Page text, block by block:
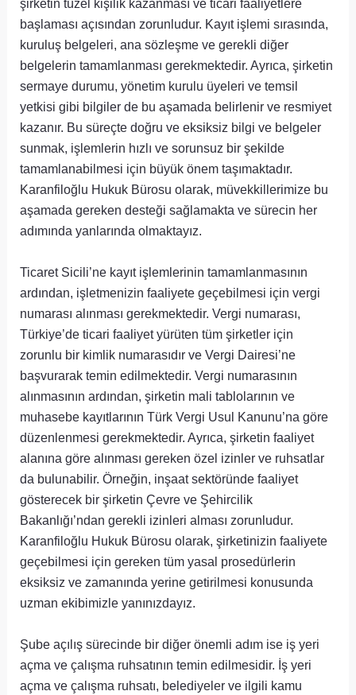
şirketin tüzel kişilik kazanması ve ticari faaliyetlere
başlaması açısından zorunludur. Kayıt işlemi sırasında,
kuruluş belgeleri, ana sözleşme ve gerekli diğer
belgelerin tamamlanması gerekmektedir. Ayrıca, şirketin
sermaye durumu, yönetim kurulu üyeleri ve temsil
yetkisi gibi bilgiler de bu aşamada belirlenir ve resmiyet
kazanır. Bu süreçte doğru ve eksiksiz bilgi ve belgeler
sunmak, işlemlerin hızlı ve sorunsuz bir şekilde
tamamlanabilmesi için büyük önem taşımaktadır.
Karanfiloğlu Hukuk Bürosu olarak, müvekkillerimize bu
aşamada gereken desteği sağlamakta ve sürecin her
adımında yanlarında olmaktayız.
Ticaret Sicili’ne kayıt işlemlerinin tamamlanmasının
ardından, işletmenizin faaliyete geçebilmesi için vergi
numarası alınması gerekmektedir. Vergi numarası,
Türkiye’de ticari faaliyet yürüten tüm şirketler için
zorunlu bir kimlik numarasıdır ve Vergi Dairesi’ne
başvurarak temin edilmektedir. Vergi numarasının
alınmasının ardından, şirketin mali tablolarının ve
muhasebe kayıtlarının Türk Vergi Usul Kanunu’na göre
düzenlenmesi gerekmektedir. Ayrıca, şirketin faaliyet
alanına göre alınması gereken özel izinler ve ruhsatlar
da bulunabilir. Örneğin, inşaat sektöründe faaliyet
gösterecek bir şirketin Çevre ve Şehircilik
Bakanlığı’ndan gerekli izinleri alması zorunludur.
Karanfiloğlu Hukuk Bürosu olarak, şirketinizin faaliyete
geçebilmesi için gereken tüm yasal prosedürlerin
eksiksiz ve zamanında yerine getirilmesi konusunda
uzman ekibimizle yanınızdayız.
Şube açılış sürecinde bir diğer önemli adım ise iş yeri
açma ve çalışma ruhsatının temin edilmesidir. İş yeri
açma ve çalışma ruhsatı, belediyeler ve ilgili kamu